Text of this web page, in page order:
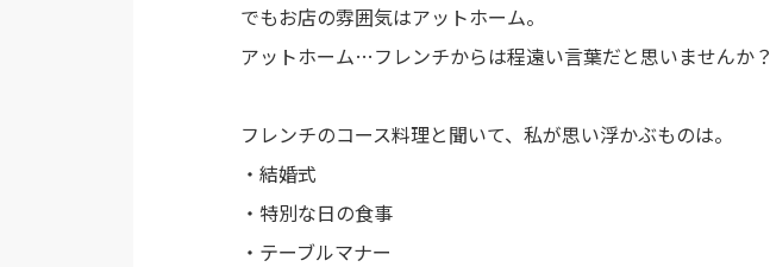
でもお店の雰囲気はアットホーム。
アットホーム…フレンチからは程遠い言葉だと思いませんか？
フレンチのコース料理と聞いて、私が思い浮かぶものは。
・結婚式
・特別な日の食事
・テーブルマナー